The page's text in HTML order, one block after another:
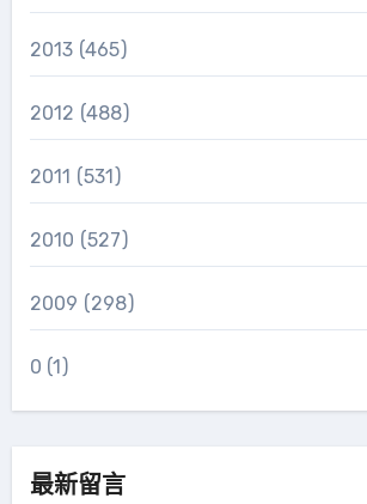
2013 (465)
2012 (488)
2011 (531)
2010 (527)
2009 (298)
0 (1)
最新留言